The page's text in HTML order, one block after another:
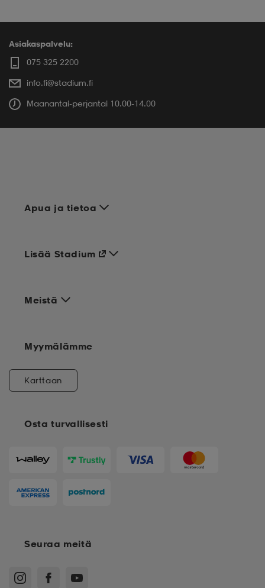
Asiakaspalvelu:
075 325 2200
info.fi@stadium.fi
Maanantai-perjantai 10.00-14.00
Apua ja tietoa
Meistä
Osta turvallisesti
Lisää Stadium
Myymälämme
Karttaan
Seuraa meitä